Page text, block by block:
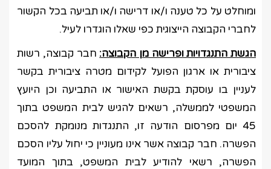
ומוחלט על כל טענה ו/או דרישה ו/או תביעה בכל הקשור
לחברי הקבוצה הייצוגית כפי שאלו הוגדרו לעיל.
הגשת התנגדויות ופרישה מן הקבוצה: חבר קבוצה, רשות
ציבורית או ארגון הפועל לקידום מטרה ציבורית בקשר
לעניין בו עוסקת בקשת האישור או התביעה וכן היועץ
המשפטי לממשלה, רשאים להגיש לבית המשפט בתוך
45 יום מפרסום הודעה זו, התנגדות מנומקת להסכם
הפשרה. חבר קבוצה אשר אינו מעוניין כי יחול עליו הסכם
הפשרה, רשאי להודיע לבית המשפט, בתוך המועד